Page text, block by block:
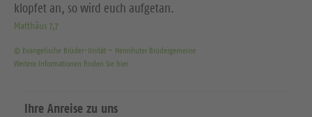
klopfet an, so wird euch aufgetan.
Matthäus 7,7
© Evangelische Brüder-Unität – Herrnhuter Brüdergemeine
Weitere Informationen finden Sie hier
Ihre Anreise zu uns